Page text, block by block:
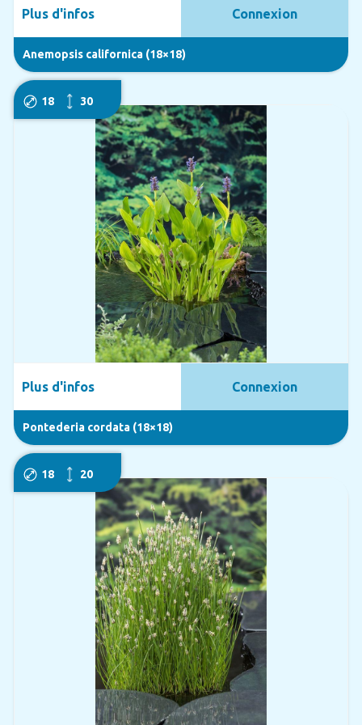
Anemopsis californica (18×18)
Plus d'infos Connexion
18 30
Pontederia cordata (18×18)
Plus d'infos Connexion
18 20